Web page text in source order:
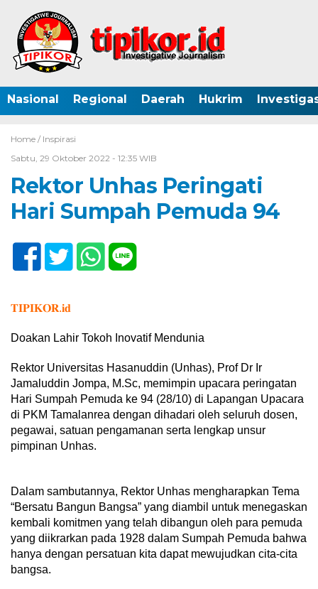
Nasional Regional Daerah Hukrim
Home / Inspirasi
Sabtu, 29 Oktober 2022 - 12:35 WIB
Rektor Unhas Peringati
Hari Sumpah Pemuda 94
𝐓𝐈𝐏𝐈𝐊𝐎𝐑.𝐢𝐝
Doakan Lahir Tokoh Inovatif Mendunia
Rektor Universitas Hasanuddin (Unhas), Prof Dr Ir
Jamaluddin Jompa, M.Sc, memimpin upacara peringatan
Hari Sumpah Pemuda ke 94 (28/10) di Lapangan Upacara
di PKM Tamalanrea dengan dihadari oleh seluruh dosen,
pegawai, satuan pengamanan serta lengkap unsur
pimpinan Unhas.
Dalam sambutannya, Rektor Unhas mengharapkan Tema
“Bersatu Bangun Bangsa” yang diambil untuk menegaskan
kembali komitmen yang telah dibangun oleh para pemuda
yang diikrarkan pada 1928 dalam Sumpah Pemuda bahwa
hanya dengan persatuan kita dapat mewujudkan cita-cita
bangsa.